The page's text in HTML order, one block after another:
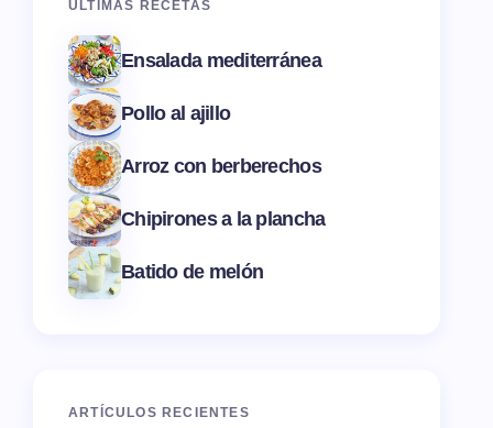
ÚLTIMAS RECETAS
Ensalada mediterránea
Pollo al ajillo
Arroz con berberechos
Chipirones a la plancha
Batido de melón
ARTÍCULOS RECIENTES